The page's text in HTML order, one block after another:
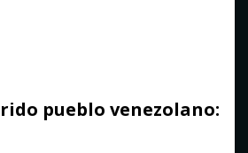
pueblo venezolano: